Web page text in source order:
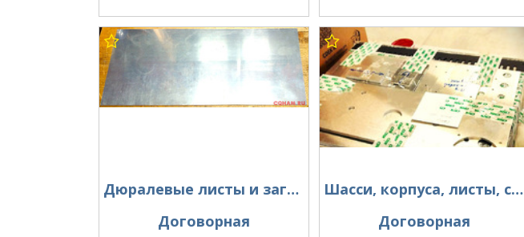
Дюралевые листы и заготовки.
Договорная
Шасси, корпуса, листы, сталь, дюраль.
Договорная